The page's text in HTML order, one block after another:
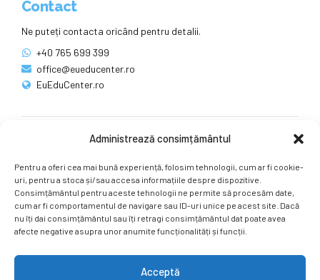
Administrează consimțământul
Pentru a oferi cea mai bună experiență, folosim tehnologii, cum ar fi cookie-
uri, pentru a stoca și/sau accesa informațiile despre dispozitive.
Consimțământul pentru aceste tehnologii ne permite să procesăm date,
cum ar fi comportamentul de navigare sau ID-uri unice pe acest site. Dacă
nu îți dai consimțământul sau îți retragi consimțământul dat poate avea
afecte negative asupra unor anumite funcționalități și funcții.
Acceptă
Contact
Ne puteți contacta oricând pentru detalii.
+40 765 699 399
office@eueducenter.ro
EuEduCenter.ro
Ne puteți găsi și pe rețelele sociale.